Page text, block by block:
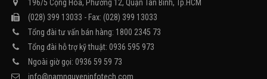
196/5 Cộng Hòa, Phường 12, Quận Tân Bình, Tp.HCM
(028) 399 13033 - Fax: (028) 399 13033
Tổng đài tư vấn bán hàng: 1800 2345 73
Tổng đài hỗ trợ kỹ thuật: 0936 595 973
Ngoài giờ gọi: 0936 59 59 73
info@namnguyeninfotech.com